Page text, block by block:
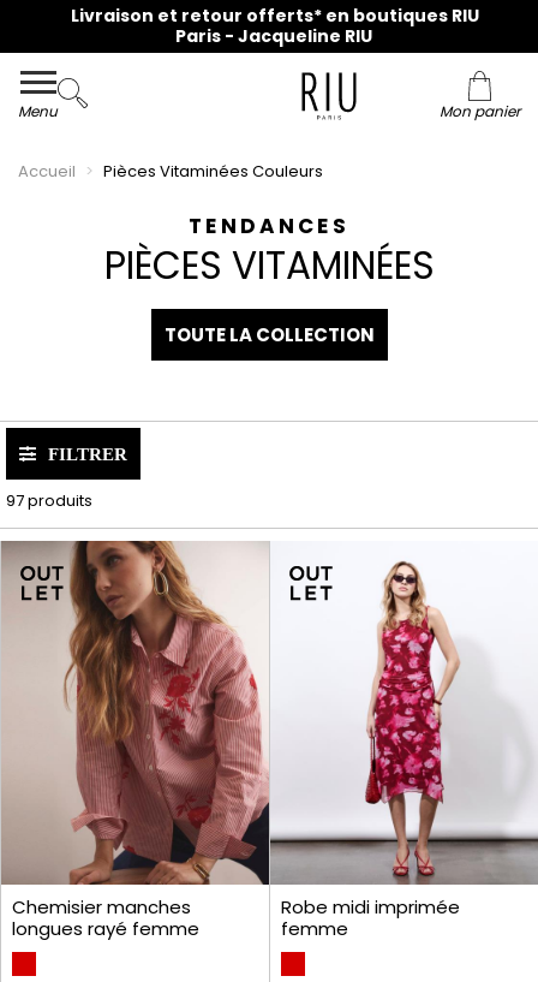
Livraison et retour offerts* en boutiques RIU
Paris - Jacqueline RIU
Menu Mon panier
Accueil Pièces Vitaminées Couleurs
TENDANCES
PIÈCES VITAMINÉES
TOUTE LA COLLECTION
FILTRER
97 produits
Chemisier manches
longues rayé femme
Robe midi imprimée
femme